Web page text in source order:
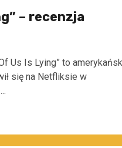
– recenzja
Us Is Lying” to
się na Netfliksie w